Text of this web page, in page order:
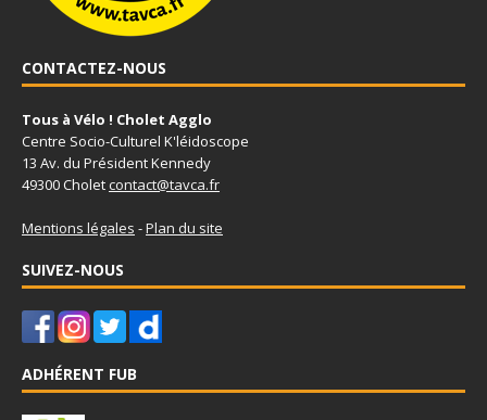
CONTACTEZ-NOUS
Tous à Vélo ! Cholet Agglo
Centre Socio-Culturel K'léidoscope
13 Av. du Président Kennedy
49300 Choletcontact@tavca.fr
Mentions légales -Plan du site
SUIVEZ-NOUS
ADHÉRENT FUB